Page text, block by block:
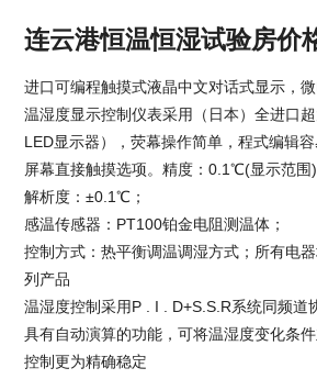
连云港恒温恒湿试验房价
进口可编程触摸式液晶中文对话式显示，
温湿度显示控制仪表采用（日本）全进口
LED显示器），荧幕操作简单，程式编辑容
屏幕直接触摸选项。精度：0.1℃(显示范围)
解析度：±0.1℃；
感温传感器：PT100铂金电阻测温体；
控制方式：热平衡调温调湿方式；所有电
列产品
温湿度控制采用P . I . D+S.S.R系统同频道
具有自动演算的功能，可将温湿度变化条
控制更为精确稳定